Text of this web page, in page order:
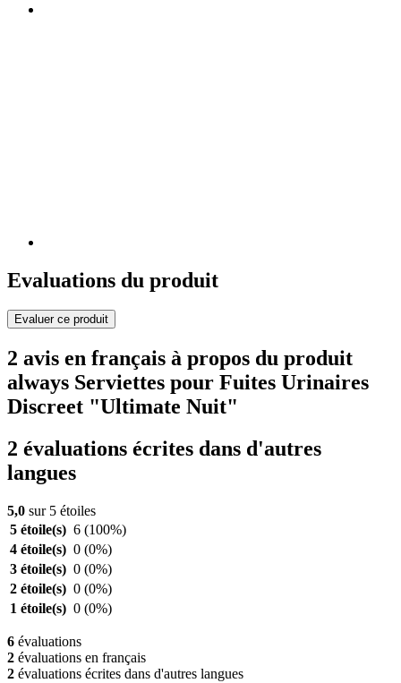
Evaluations du produit
Evaluer ce produit
2 avis en français à propos du produit
always Serviettes pour Fuites Urinaires
Discreet "Ultimate Nuit"
2 évaluations écrites dans d'autres
langues
5,0 sur 5 étoiles
5 étoile(s) 6 (100%)
4 étoile(s) 0 (0%)
3 étoile(s) 0 (0%)
2 étoile(s) 0 (0%)
1 étoile(s) 0 (0%)
6 évaluations
2 évaluations en français
2 évaluations écrites dans d'autres langues